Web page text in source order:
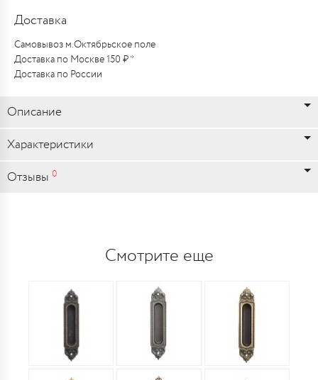
Доставка
Самовывоз м.Октябрьское поле
Доставка по Москве 150 ₽ *
Доставка по России
Описание
Характеристики
Отзывы 0
Смотрите еще